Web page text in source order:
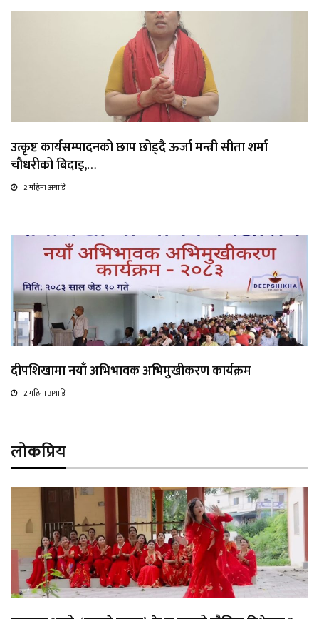
उत्कृष्ट कार्यसम्पादनको छाप छोड्दै ऊर्जा मन्त्री सीता शर्मा
चौधरीको बिदाइ,…
2 महिना अगाडि
दीपशिखामा नयाँ अभिभावक अभिमुखीकरण कार्यक्रम
2 महिना अगाडि
लोकप्रिय